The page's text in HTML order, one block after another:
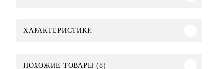
ХАРАКТЕРИСТИКИ
ПОХОЖИЕ ТОВАРЫ (8)